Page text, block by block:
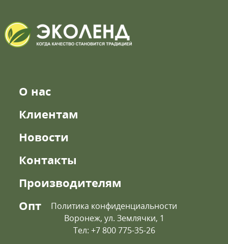
О нас
Клиентам
Новости
Контакты
Производителям
Опт
Политика конфиденциальности
Воронеж, ул. Землячки, 1
Тел: +7 800 775-35-26